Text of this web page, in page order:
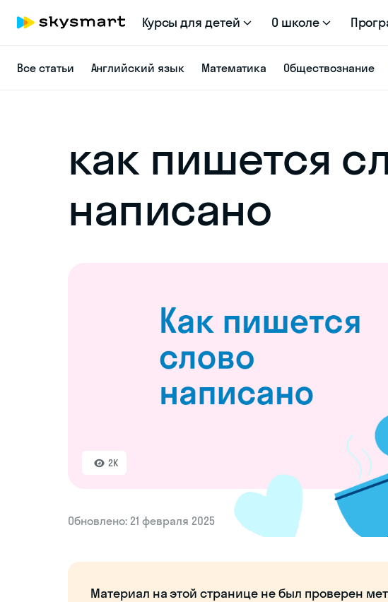
Курсы для детей О школе
Все статьи Английский язык Математика Обществознание
как пишется
написано
2K
Обновлено: 21 февраля 2025
Материал на этой странице не был проверен